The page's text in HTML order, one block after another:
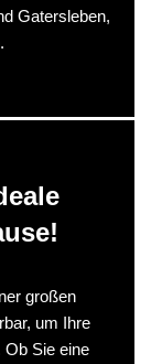
Gatersleben,
großen
um Ihre
Ob Sie eine